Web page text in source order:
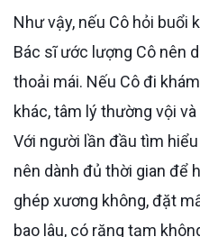
Như vậy, nếu Cô hỏi buổi khám đầu tiên có lâu không,
Bác sĩ ước lượng Cô nên
thoải mái. Nếu Cô đi
khác, tâm lý thường vội
Với người lần đầu tìm
nên dành đủ thời gian để
ghép xương không, đặt
bao lâu, có răng tạm